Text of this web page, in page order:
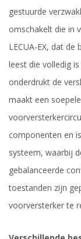
gestuurde
omschakelt die in
LECUA-EX, dat
leest die volledig
onderdrukt de
maakt een
componenten en
systeem, waarbij
gebalanceerde
toestanden zijn
voorversterker te